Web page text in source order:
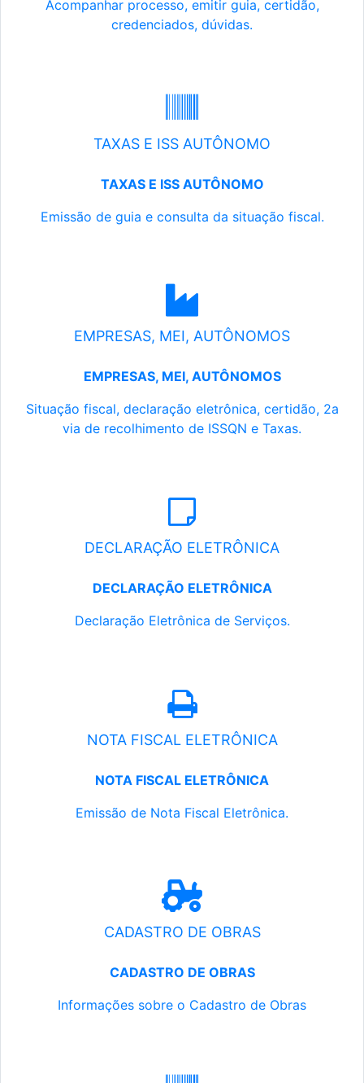
Acompanhar processo, emitir guia, certidão,
credenciados, dúvidas.
TAXAS E ISS AUTÔNOMO
TAXAS E ISS AUTÔNOMO
Emissão de guia e consulta da situação fiscal.
EMPRESAS, MEI, AUTÔNOMOS
EMPRESAS, MEI, AUTÔNOMOS
Situação fiscal, declaração eletrônica, certidão, 2a
via de recolhimento de ISSQN e Taxas.
DECLARAÇÃO ELETRÔNICA
DECLARAÇÃO ELETRÔNICA
Declaração Eletrônica de Serviços.
NOTA FISCAL ELETRÔNICA
NOTA FISCAL ELETRÔNICA
Emissão de Nota Fiscal Eletrônica.
CADASTRO DE OBRAS
CADASTRO DE OBRAS
Informações sobre o Cadastro de Obras